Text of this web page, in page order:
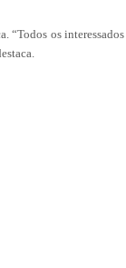
os